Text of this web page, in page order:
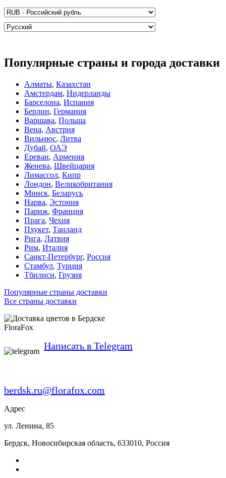
Популярные страны и города доставки
Алматы, Казахстан
Амстердам, Нидерланды
Барселона, Испания
Берлин, Германия
Варшава, Польша
Вена, Австрия
Вильнюс, Литва
Дубай, ОАЭ
Ереван, Армения
Женева, Швейцария
Лимассол, Кипр
Лондон, Великобритания
Минск, Беларусь
Нарва, Эстония
Париж, Франция
Прага, Чехия
Пхукет, Таиланд
Рига, Латвия
Рим, Италия
Санкт-Петербург, Россия
Стамбул, Турция
Тбилиси, Грузия
Популярные страны доставки
Все страны доставки
FloraFox
Написать в Telegram
berdsk.ru@florafox.com
Адрес
ул. Ленина, 85
Бердск, Новосибирская область, 633010, Россия